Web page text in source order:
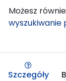
Możesz
Szczegóły